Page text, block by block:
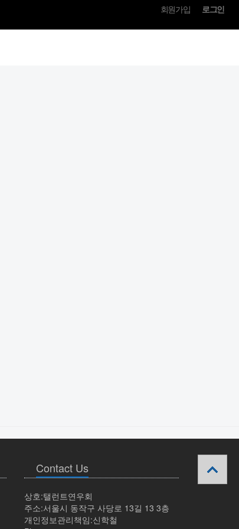
회원가입 로그인
Contact Us
상호:탤런트연우회
주소:서울시 동작구 사당로 13길 13 3층
개인정보관리책임:신학철